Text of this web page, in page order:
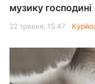
музику господині
22 травня, 15:47